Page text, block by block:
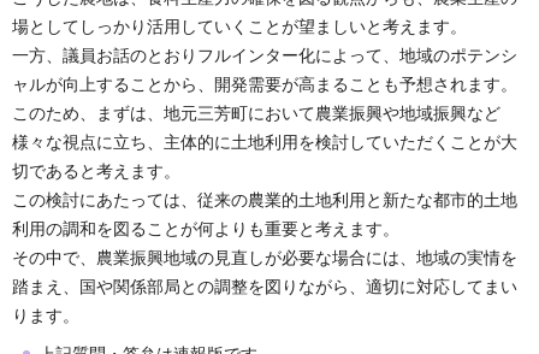
場としてしっかり活用していくことが望ましいと考えます。
一方、議員お話のとおりフルインター化によって、地域のポテンシ
ャルが向上することから、開発需要が高まることも予想されます。
このため、まずは、地元三芳町において農業振興や地域振興など
様々な視点に立ち、主体的に土地利用を検討していただくことが大
切であると考えます。
この検討にあたっては、従来の農業的土地利用と新たな都市的土地
利用の調和を図ることが何よりも重要と考えます。
その中で、農業振興地域の見直しが必要な場合には、地域の実情を
踏まえ、国や関係部局との調整を図りながら、適切に対応してまい
ります。